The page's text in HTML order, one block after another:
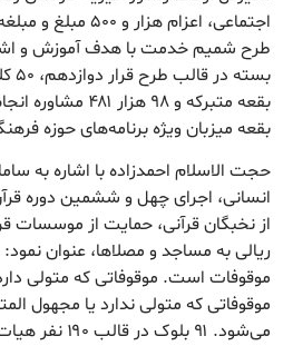
بقعه میزبان ویژه برنامه‌های حوزه
انسانی، اجرای چهل و ششمین دوره
ریالی به مساجد و مصلا‌ها، عنوان
موقوفات است. موقوفاتی‌ که متولی
موقوفاتی‌ که متولی ندارد یا مجهول
می‌شود. ۹۱ بلوک در قالب ۱۹۰ نفر هیات امناء سپرده شده است.